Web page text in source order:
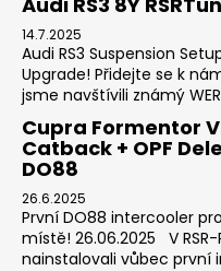
14.7.2025
Audi RS3 Suspension
Upgrade! Přidejte se k
jsme navštívili známý
Cupra Formentor
Catback + OPF
DO88
26.6.2025
První DO88 intercooler
místě! 26.06.2025 V
nainstalovali vůbec první